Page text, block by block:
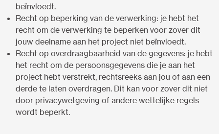
beïnvloedt.
Recht op beperking van de verwerking: je hebt het
recht om de verwerking te beperken voor zover dit
jouw deelname aan het project niet beïnvloedt.
Recht op overdraagbaarheid van de gegevens: je hebt
het recht om de persoonsgegevens die je aan het
project hebt verstrekt, rechtsreeks aan jou of aan een
derde te laten overdragen. Dit kan voor zover dit niet
door privacywetgeving of andere wettelijke regels
wordt beperkt.